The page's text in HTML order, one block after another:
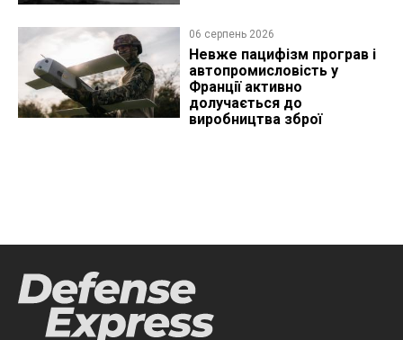
06 серпень 2026
Невже пацифізм програв і
автопромисловість у
Франції активно
долучається до
виробництва зброї